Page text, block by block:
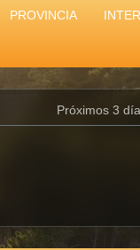
PROVINCIA
Próximos 3